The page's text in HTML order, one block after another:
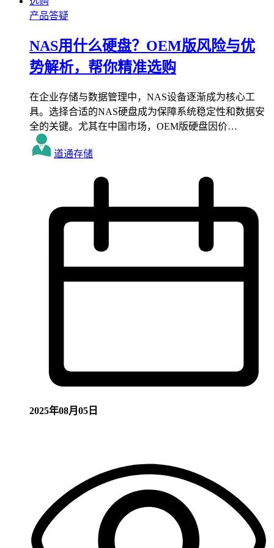
产品答疑
NAS用什么硬盘？OEM版风险与优
势解析，帮你精准选购
在企业存储与数据管理中，NAS设备逐渐成为核心工
具。选择合适的NAS硬盘成为保障系统稳定性和数据安
全的关键。尤其在中国市场，OEM版硬盘因价…
道通存储
2025年08月05日